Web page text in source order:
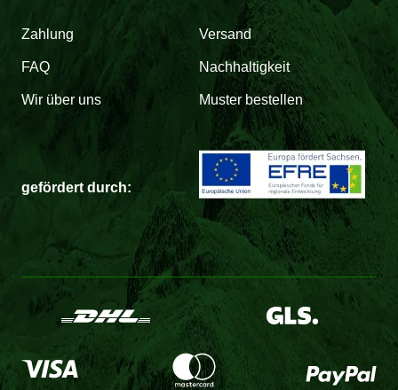
Zahlung Versand
FAQ Nachhaltigkeit
Wir über uns Muster bestellen
gefördert durch: